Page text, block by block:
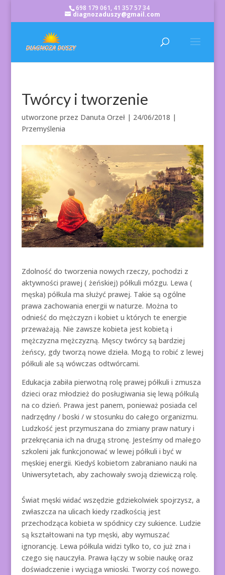
698 179 061, 41 357 57 34
diagnozaduszy@gmail.com
Twórcy i tworzenie
utworzone przez Danuta Orzeł| 24/06/2018 |
Przemyślenia
Zdolność do tworzenia nowych rzeczy, pochodzi z
aktywności prawej ( żeńskiej) półkuli mózgu. Lewa (
męska) półkula ma służyć prawej. Takie są ogólne
prawa zachowania energii w naturze. Można to
odnieść do mężczyzn i kobiet u których te energie
przeważają. Nie zawsze kobieta jest kobietą i
mężczyzna mężczyzną. Męscy twórcy są bardziej
żeńscy, gdy tworzą nowe dzieła. Mogą to robić z lewej
półkuli ale są wówczas odtwórcami.
Edukacja zabiła pierwotną rolę prawej półkuli i zmusza
dzieci oraz młodzież do posługiwania się lewą półkulą
na co dzień. Prawa jest panem, ponieważ posiada cel
nadrzędny / boski / w stosunku do całego organizmu.
Ludzkość jest przymuszana do zmiany praw natury i
przekręcania ich na drugą stronę. Jesteśmy od małego
szkoleni jak funkcjonować w lewej półkuli i być w
męskiej energii. Kiedyś kobietom zabraniano nauki na
Uniwersytetach, aby zachowały swoją dziewiczą rolę.
Świat męski widać wszędzie gdziekolwiek spojrzysz, a
zwłaszcza na ulicach kiedy rzadkością jest
przechodząca kobieta w spódnicy czy sukience. Ludzie
są kształtowani na typ męski, aby wymuszać
ignorancję. Lewa półkula widzi tylko to, co już zna i
czego się nauczyła. Prawa łączy w sobie naukę oraz
doświadczenie i wyciąga wnioski. Tworzy coś nowego.